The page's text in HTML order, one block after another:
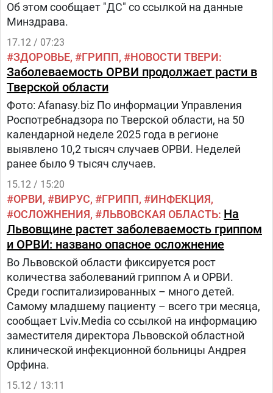
Об этом сообщает "ДС" со ссылкой на данные
Минздрава.
17.12 / 07:23
ЗДОРОВЬЕ ГРИПП НОВОСТИ ТВЕРИ
Заболеваемость ОРВИ продолжает расти в
Тверской области
Фото: Afanasy.biz По информации Управления
Роспотребнадзора по Тверской области, на 50
календарной неделе 2025 года в регионе
выявлено 10,2 тысяч случаев ОРВИ. Неделей
ранее было 9 тысяч случаев.
15.12 / 15:20
ОРВИ ВИРУС ГРИПП
ИНФЕКЦИЯ
ОСЛОЖНЕНИЯ
ЛЬВОВСКАЯ ОБЛАСТЬ На
Львовщине растет заболеваемость гриппом
и ОРВИ: названо опасное осложнение
Во Львовской области фиксируется рост
количества заболеваний гриппом А и ОРВИ.
Среди госпитализированных – много детей.
Самому младшему пациенту – всего три месяца,
сообщает Lviv.Media со ссылкой на информацию
заместителя директора Львовской областной
клинической инфекционной больницы Андрея
Орфина.
15.12 / 13:11